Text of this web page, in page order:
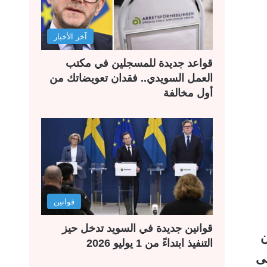
آخر الأخبار
قواعد جديدة للمسجلين في مكتب
العمل السويدي.. فقدان تعويضاتك من
أول مخالفة
قوانين
قوانين جديدة في السويد تدخل حيز
التنفيذ ابتداءً من 1 يوليو 2026